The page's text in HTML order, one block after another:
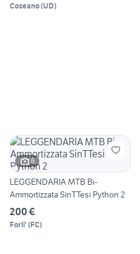
Coseano(UD)
6
LEGGENDARIA MTB Bi-
Ammortizzata SinTTesi Python 2
200 €
Forli' (FC)